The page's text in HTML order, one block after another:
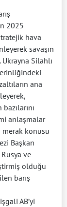
2025
hava
savaşın
Silahlı
ana
anlaşmalar
merak konusu
Başkan
ve
olduğu
barış
AB’yi